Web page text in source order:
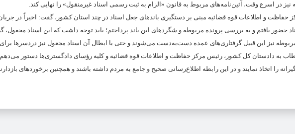
در اسرع وقت، آئین‌نامه‌های مربوط به قانون «الزام به ثبت رسمی اسناد غیرمنقول» را نهایی کند.
و اطلاعات قوه قضائیه مبنی بر دستگیری باندهای جعل اسناد در چند استان کشور، گفت: اخیراً در
حضور یافتم و به بررسی پرونده مربوطه و شگردهای این باند پرداختم؛ باید توجه داشت که این اسناد مجعول،
نیز این قبیل گرفتاری‌های عمده دست‌به‌دست می‌شوند و حتی با ابطال آن اسناد مجعول نیز دردسرها
به دادستان کل کشور، رئیس مرکز حفاظت و اطلاعات قوه قضائیه و کلیه رؤسای دادگستری‌ها دستور
را اتخاذ نمایند و در این رابطه اطلاع‌رسانی صحیح و جامع به مردم داشته باشند و همچنین برخوردهای